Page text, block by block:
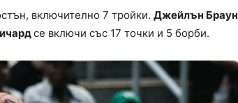
включително 7 тройки. Джейлън Браун
се включи със 17 точки и 5 борби.